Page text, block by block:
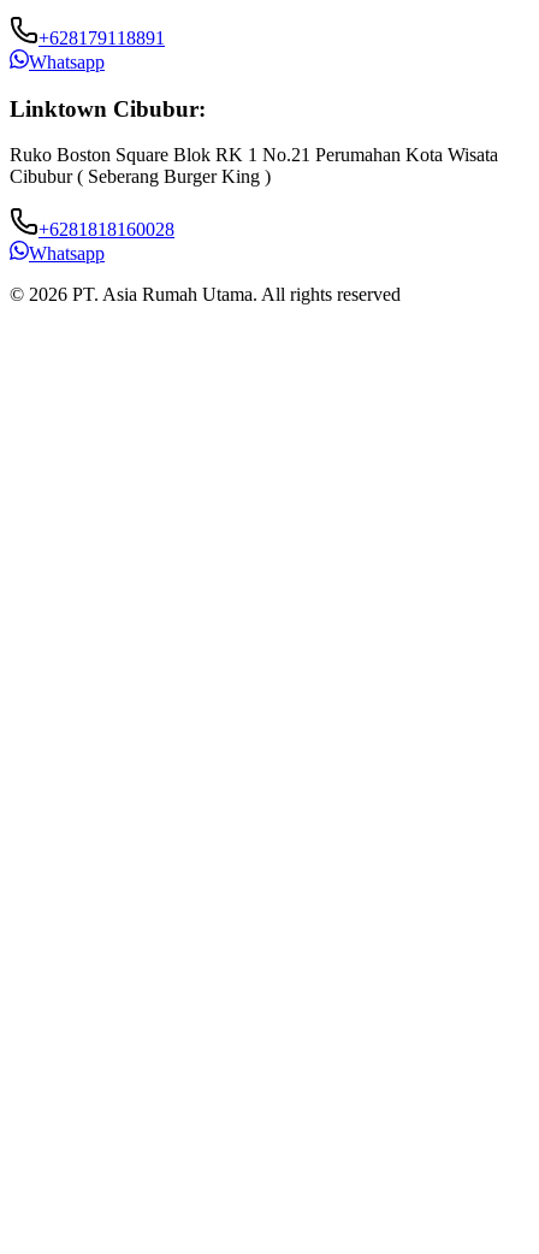
+628179118891
Whatsapp
Linktown Cibubur:
Ruko Boston Square Blok RK 1 No.21 Perumahan Kota Wisata
Cibubur ( Seberang Burger King )
+6281818160028
Whatsapp
© 2026 PT. Asia Rumah Utama. All rights reserved